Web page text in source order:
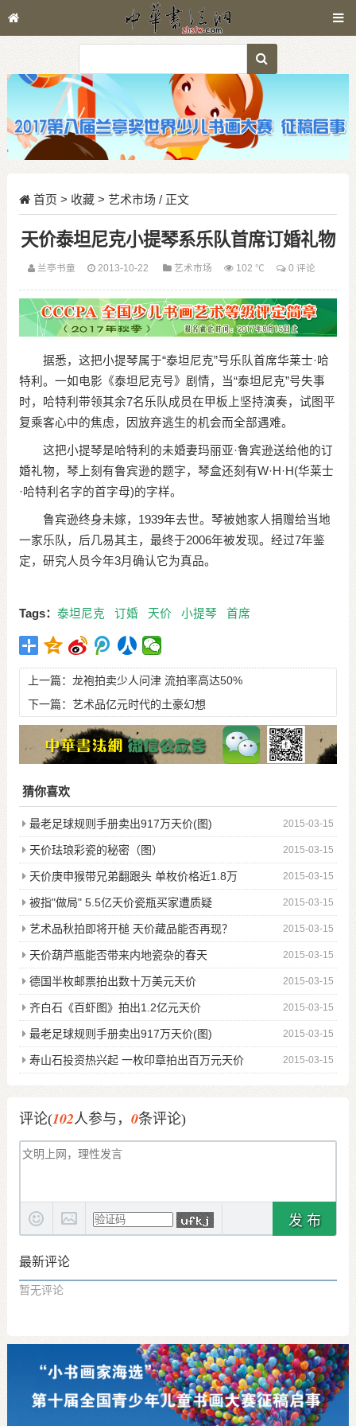
首页 > 收藏> 艺术市场 / 正文
天价泰坦尼克小提琴系乐队首席订婚礼物
兰亭书童 2013-10-22 艺术市场 102 ℃ 0 评论
据悉，这把小提琴属于“泰坦尼克”号乐队首席华莱士·哈
特利。一如电影《泰坦尼克号》剧情，当“泰坦尼克”号失事
时，哈特利带领其余7名乐队成员在甲板上坚持演奏，试图平
复乘客心中的焦虑，因放弃逃生的机会而全部遇难。
这把小提琴是哈特利的未婚妻玛丽亚·鲁宾逊送给他的订
婚礼物，琴上刻有鲁宾逊的题字，琴盒还刻有W·H·H(华莱士
·哈特利名字的首字母)的字样。
鲁宾逊终身未嫁，1939年去世。琴被她家人捐赠给当地
一家乐队，后几易其主，最终于2006年被发现。经过7年鉴
定，研究人员今年3月确认它为真品。
Tags： 泰坦尼克 订婚 天价 小提琴 首席
上一篇： 龙袍拍卖少人问津 流拍率高达50%
下一篇： 艺术品亿元时代的土豪幻想
猜你喜欢
2015-03-15
最老足球规则手册卖出917万天价(图)
2015-03-15
天价珐琅彩瓷的秘密（图）
2015-03-15
天价庚申猴带兄弟翻跟头 单枚价格近1.8万
2015-03-15
被指"做局" 5.5亿天价瓷瓶买家遭质疑
2015-03-15
艺术品秋拍即将开槌 天价藏品能否再现？
2015-03-15
天价葫芦瓶能否带来内地瓷杂的春天
2015-03-15
德国半枚邮票拍出数十万美元天价
2015-03-15
齐白石《百虾图》拍出1.2亿元天价
2015-03-15
最老足球规则手册卖出917万天价(图)
2015-03-15
寿山石投资热兴起 一枚印章拍出百万元天价
评论(102人参与， 0条评论)
发 布
最新评论
暂无评论